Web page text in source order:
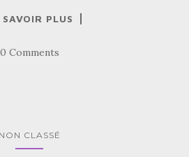
SAVOIR PLUS
0 Comments
NON CLASSÉ